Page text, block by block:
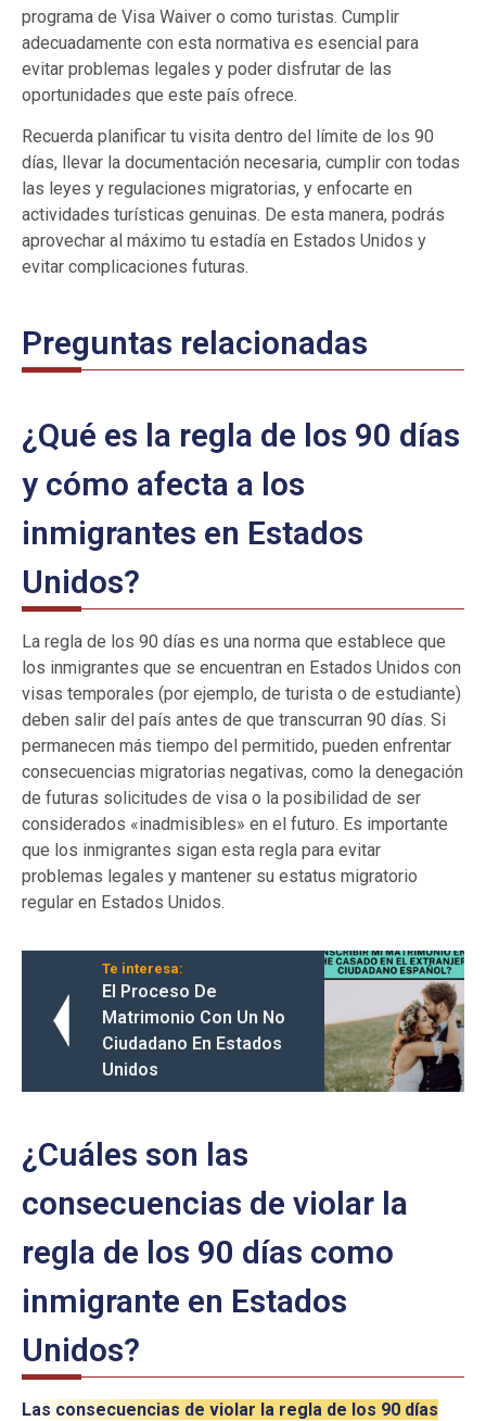
programa de Visa Waiver o como turistas. Cumplir
adecuadamente con esta normativa es esencial para
evitar problemas legales y poder disfrutar de las
oportunidades que este país ofrece.
Recuerda planificar tu visita dentro del límite de los 90
días, llevar la documentación necesaria, cumplir con todas
las leyes y regulaciones migratorias, y enfocarte en
actividades turísticas genuinas. De esta manera, podrás
aprovechar al máximo tu estadía en Estados Unidos y
evitar complicaciones futuras.
Preguntas relacionadas
¿Qué es la regla de los 90 días
y cómo afecta a los
inmigrantes en Estados
Unidos?
La regla de los 90 días es una norma que establece que
los inmigrantes que se encuentran en Estados Unidos con
visas temporales (por ejemplo, de turista o de estudiante)
deben salir del país antes de que transcurran 90 días. Si
permanecen más tiempo del permitido, pueden enfrentar
consecuencias migratorias negativas, como la denegación
de futuras solicitudes de visa o la posibilidad de ser
considerados «inadmisibles» en el futuro. Es importante
que los inmigrantes sigan esta regla para evitar
problemas legales y mantener su estatus migratorio
regular en Estados Unidos.
Te interesa:
El Proceso De
Matrimonio Con Un No
Ciudadano En Estados
Unidos
¿Cuáles son las
consecuencias de violar la
regla de los 90 días como
inmigrante en Estados
Unidos?
Las consecuencias de violar la regla de los 90 días